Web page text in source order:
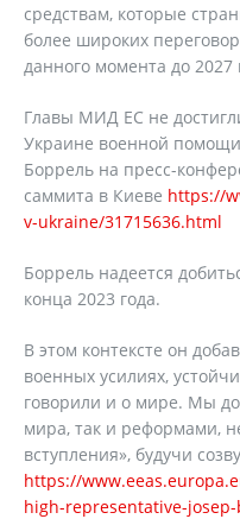
средствам, которые
более широких
данного момента до 2027
Главы МИД ЕС не
Украине военной
Боррель на пресс-
саммита в Киеве https://
v-ukraine/31715636.html
Боррель надеется
конца 2023 года.
В этом контексте он
военных усилиях,
говорили и о мире. Мы
мира, так и реформами,
вступления», будучи
https://
high-representative-